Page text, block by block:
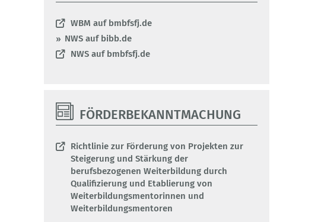
WBM auf bmbfsfj.de
NWS auf bibb.de
NWS auf bmbfsfj.de
FÖRDERBEKANNTMACHUNG
Richtlinie zur Förderung von Projekten zur
Steigerung und Stärkung der
berufsbezogenen Weiterbildung durch
Qualifizierung und Etablierung von
Weiterbildungsmentorinnen und
Weiterbildungsmentoren